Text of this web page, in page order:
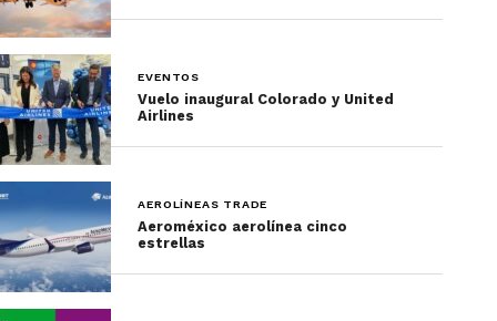
EVENTOS
Vuelo inaugural Colorado y United
Airlines
AEROLÍNEAS TRADE
Aeroméxico aerolínea cinco
estrellas